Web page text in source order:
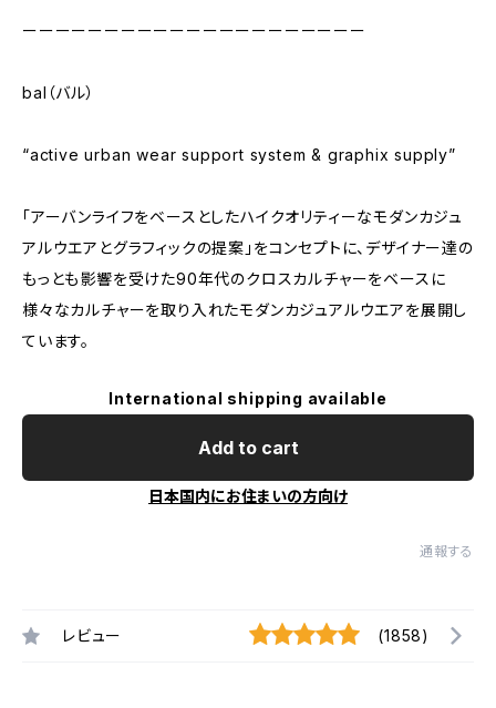
ーーーーーーーーーーーーーーーーーーーーー
bal（バル）
“active urban wear support system & graphix supply”
「アーバンライフをベースとしたハイクオリティーなモダンカジュ
アルウエアとグラフィックの提案」をコンセプトに、デザイナー達の
もっとも影響を受けた90年代のクロスカルチャーをベースに
様々なカルチャーを取り入れたモダンカジュアルウエアを展開し
ています。
International shipping available
Add to cart
日本国内にお住まいの方向け
通報する
レビュー (1858)